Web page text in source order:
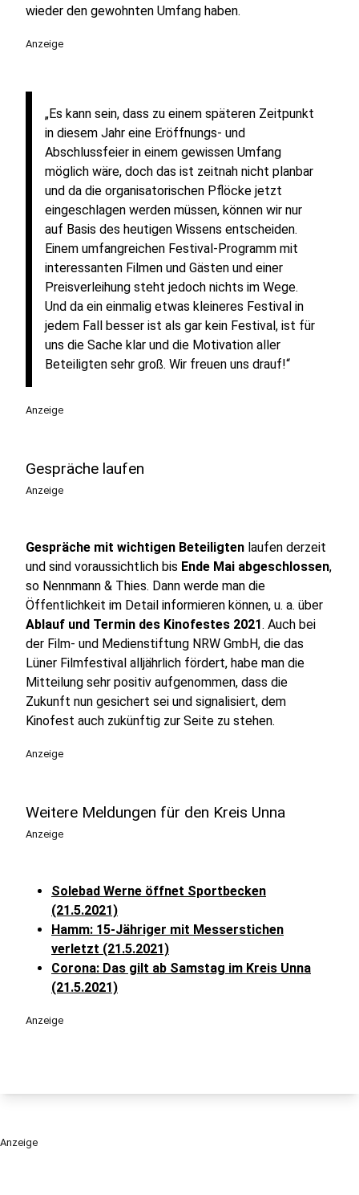
wieder den gewohnten Umfang haben.
Anzeige
„Es kann sein, dass zu einem späteren Zeitpunkt
in diesem Jahr eine Eröffnungs- und
Abschlussfeier in einem gewissen Umfang
möglich wäre, doch das ist zeitnah nicht planbar
und da die organisatorischen Pflöcke jetzt
eingeschlagen werden müssen, können wir nur
auf Basis des heutigen Wissens entscheiden.
Einem umfangreichen Festival-Programm mit
interessanten Filmen und Gästen und einer
Preisverleihung steht jedoch nichts im Wege.
Und da ein einmalig etwas kleineres Festival in
jedem Fall besser ist als gar kein Festival, ist für
uns die Sache klar und die Motivation aller
Beteiligten sehr groß. Wir freuen uns drauf!“
Anzeige
Gespräche laufen
Anzeige
Gespräche mit wichtigen Beteiligten laufen derzeit
und sind voraussichtlich bis Ende Mai abgeschlossen,
so Nennmann & Thies. Dann werde man die
Öffentlichkeit im Detail informieren können, u. a. über
Ablauf und Termin des Kinofestes 2021. Auch bei
der Film- und Medienstiftung NRW GmbH, die das
Lüner Filmfestival alljährlich fördert, habe man die
Mitteilung sehr positiv aufgenommen, dass die
Zukunft nun gesichert sei und signalisiert, dem
Kinofest auch zukünftig zur Seite zu stehen.
Anzeige
Weitere Meldungen für den Kreis Unna
Anzeige
Solebad Werne öffnet Sportbecken
(21.5.2021)
Hamm: 15-Jähriger mit Messerstichen
verletzt (21.5.2021)
Corona: Das gilt ab Samstag im Kreis Unna
(21.5.2021)
Anzeige
Anzeige